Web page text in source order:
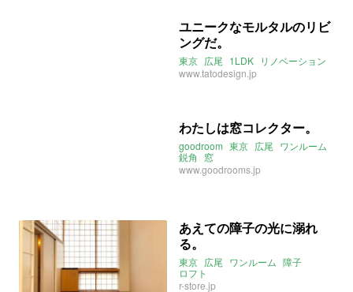
ユニークなモルタルのリビ
ングだ。
東京 広尾 1LDK リノベーション
www.tatodesign.jp
わたしは窓コレクター。
goodroom 東京 広尾 ワンルーム
鋭角
窓
www.goodrooms.jp
あえての障子の光に溺れ
る。
東京 広尾 ワンルーム 障子
ロフト
r-store.jp